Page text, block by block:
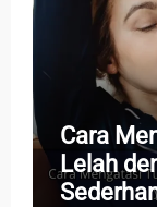
Cara
Lelah